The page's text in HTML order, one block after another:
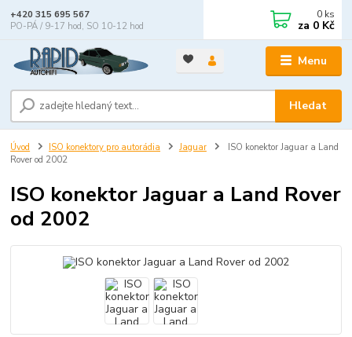
Menu
Hledat
+420 315 695 567
PO-PÁ / 9-17 hod, SO 10-12 hod
0 ks
za 0 Kč
Úvod ISO konektory pro autorádia Jaguar
ISO konektor Jaguar a Land
Rover od 2002
ISO konektor Jaguar a Land Rover
od 2002